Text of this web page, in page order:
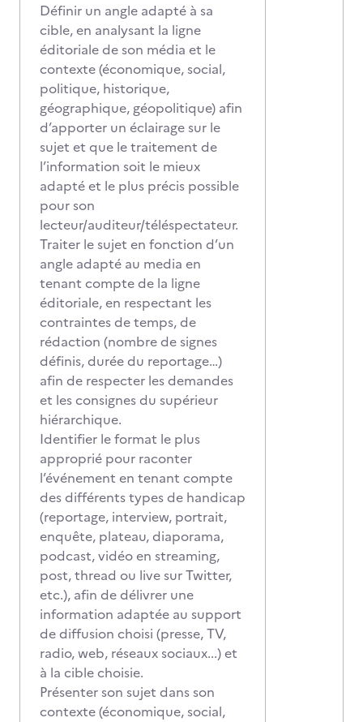
Définir un angle adapté à sa
cible, en analysant la ligne
éditoriale de son média et le
contexte (économique, social,
politique, historique,
géographique, géopolitique) afin
d’apporter un éclairage sur le
sujet et que le traitement de
l’information soit le mieux
adapté et le plus précis possible
pour son
lecteur/auditeur/téléspectateur.
Traiter le sujet en fonction d’un
angle adapté au media en
tenant compte de la ligne
éditoriale, en respectant les
contraintes de temps, de
rédaction (nombre de signes
définis, durée du reportage…)
afin de respecter les demandes
et les consignes du supérieur
hiérarchique.
Identifier le format le plus
approprié pour raconter
l’événement en tenant compte
des différents types de handicap
(reportage, interview, portrait,
enquête, plateau, diaporama,
podcast, vidéo en streaming,
post, thread ou live sur Twitter,
etc.), afin de délivrer une
information adaptée au support
de diffusion choisi (presse, TV,
radio, web, réseaux sociaux...) et
à la cible choisie.
Présenter son sujet dans son
contexte (économique, social,